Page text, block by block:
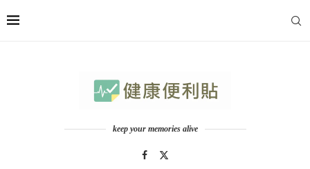
keep your memories alive